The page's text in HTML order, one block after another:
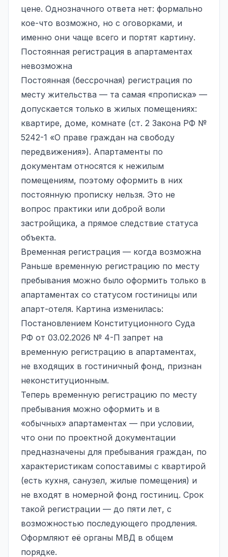
цене. Однозначного ответа нет: формально
кое-что возможно, но с оговорками, и
именно они чаще всего и портят картину.
Постоянная регистрация в апартаментах
невозможна
Постоянная (бессрочная) регистрация по
месту жительства — та самая «прописка» —
допускается только в жилых помещениях:
квартире, доме, комнате (ст. 2 Закона РФ №
5242-1 «О праве граждан на свободу
передвижения»). Апартаменты по
документам относятся к нежилым
помещениям, поэтому оформить в них
постоянную прописку нельзя. Это не
вопрос практики или доброй воли
застройщика, а прямое следствие статуса
объекта.
Временная регистрация — когда возможна
Раньше временную регистрацию по месту
пребывания можно было оформить только в
апартаментах со статусом гостиницы или
апарт-отеля. Картина изменилась:
Постановлением Конституционного Суда
РФ от 03.02.2026 № 4-П запрет на
временную регистрацию в апартаментах,
не входящих в гостиничный фонд, признан
неконституционным.
Теперь временную регистрацию по месту
пребывания можно оформить и в
«обычных» апартаментах — при условии,
что они по проектной документации
предназначены для пребывания граждан, по
характеристикам сопоставимы с квартирой
(есть кухня, санузел, жилые помещения) и
не входят в номерной фонд гостиниц. Срок
такой регистрации — до пяти лет, с
возможностью последующего продления.
Оформляют её органы МВД в общем
порядке.